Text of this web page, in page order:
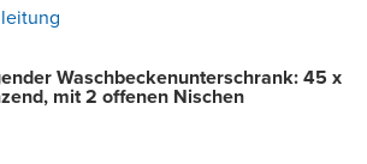
Waschbeckenunterschrank: 45 x
mit 2 offenen Nischen